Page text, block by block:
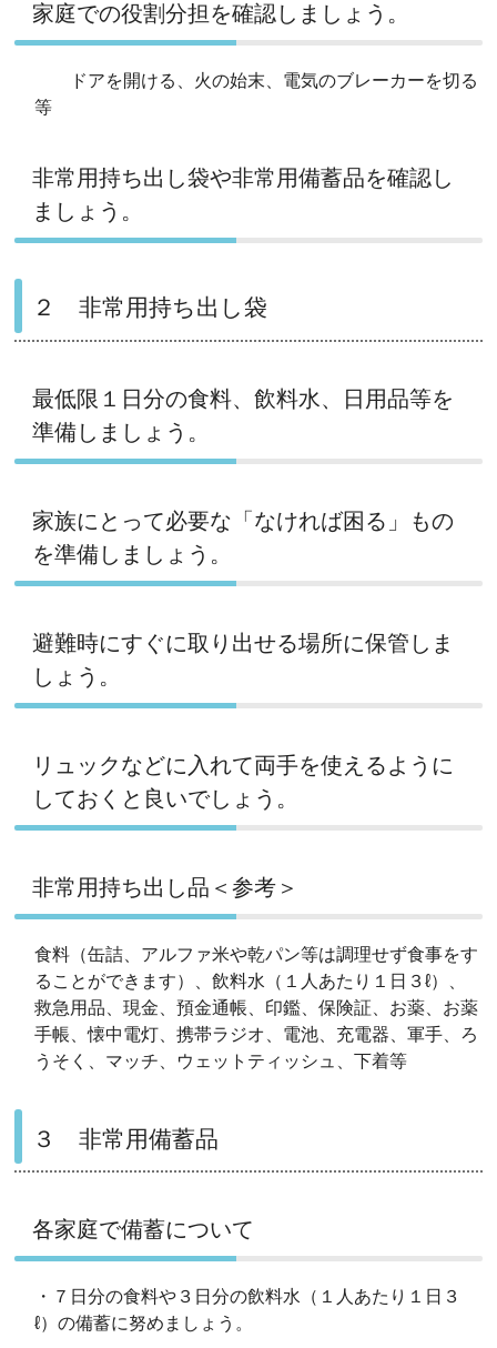
家庭での役割分担を確認しましょう。
ドアを開ける、火の始末、電気のブレーカーを切る
等
非常用持ち出し袋や非常用備蓄品を確認し
ましょう。
２ 非常用持ち出し袋
最低限１日分の食料、飲料水、日用品等を
準備しましょう。
家族にとって必要な「なければ困る」もの
を準備しましょう。
避難時にすぐに取り出せる場所に保管しま
しょう。
リュックなどに入れて両手を使えるように
しておくと良いでしょう。
非常用持ち出し品＜参考＞
食料（缶詰、アルファ米や乾パン等は調理せず食事をす
ることができます）、飲料水（１人あたり１日３ℓ）、
救急用品、現金、預金通帳、印鑑、保険証、お薬、お薬
手帳、懐中電灯、携帯ラジオ、電池、充電器、軍手、ろ
うそく、マッチ、ウェットティッシュ、下着等
３ 非常用備蓄品
各家庭で備蓄について
・７日分の食料や３日分の飲料水（１人あたり１日３
ℓ）の備蓄に努めましょう。